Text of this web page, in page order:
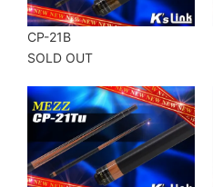
CP-21B
SOLD OUT